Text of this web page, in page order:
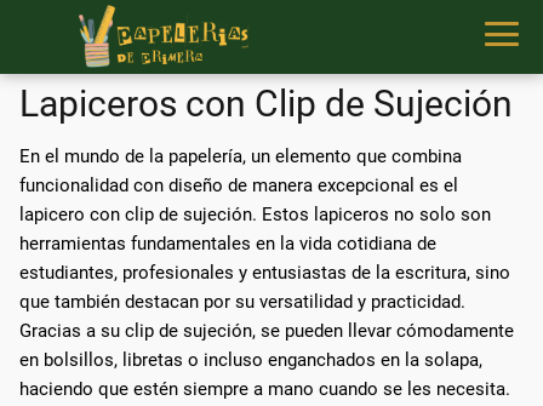
Lapiceros con Clip de Sujeción
En el mundo de la papelería, un elemento que combina
funcionalidad con diseño de manera excepcional es el
lapicero con clip de sujeción. Estos lapiceros no solo son
herramientas fundamentales en la vida cotidiana de
estudiantes, profesionales y entusiastas de la escritura, sino
que también destacan por su versatilidad y practicidad.
Gracias a su clip de sujeción, se pueden llevar cómodamente
en bolsillos, libretas o incluso enganchados en la solapa,
haciendo que estén siempre a mano cuando se les necesita.